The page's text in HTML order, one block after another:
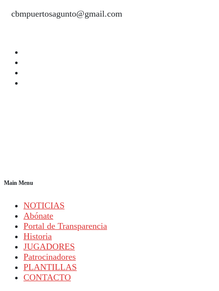
cbmpuertosagunto@gmail.com
Main Menu
NOTICIAS
Abónate
Portal de Transparencia
Historia
JUGADORES
Patrocinadores
PLANTILLAS
CONTACTO